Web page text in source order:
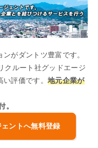
がダントツ豊富です。
クルート社グッドエージ
い評価です。地元企業が
。
ントへ無料登録